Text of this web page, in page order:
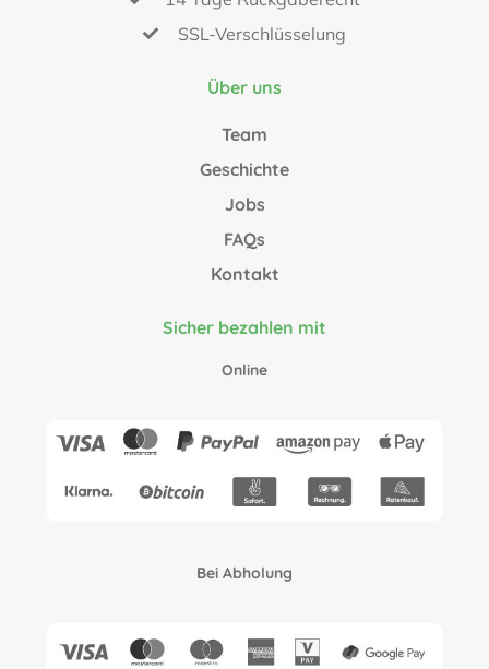
SSL-Verschlüsselung
Über uns
Team
Geschichte
Jobs
FAQs
Kontakt
Sicher bezahlen mit
Online
Bei Abholung